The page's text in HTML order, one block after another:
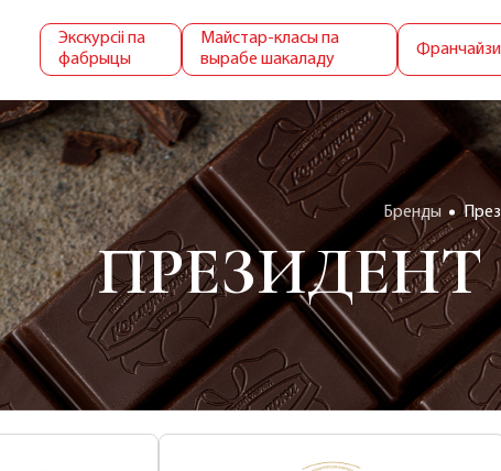
Экскурсіі па
фабрыцы
Майстар-класы па
вырабе шакаладу
Бренды